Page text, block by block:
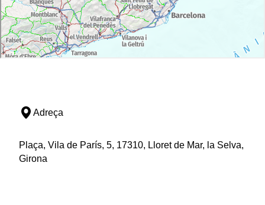
Adreça
Plaça, Vila de París, 5, 17310, Lloret de Mar, la Selva,
Girona